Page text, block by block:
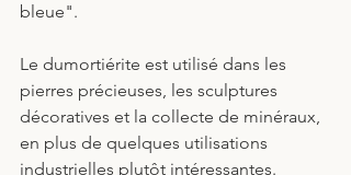
bleue".
Le dumortiérite est utilisé dans les
pierres précieuses, les sculptures
décoratives et la collecte de minéraux,
en plus de quelques utilisations
industrielles plutôt intéressantes.